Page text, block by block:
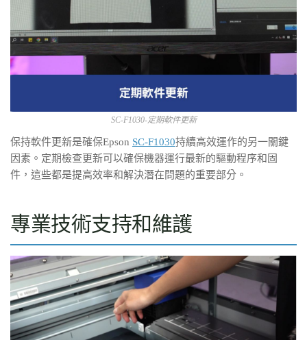
SC-F1030-定期軟件更新
保持軟件更新是確保Epson SC-F1030持續高效運作的另一關鍵
因素。定期檢查更新可以確保機器運行最新的驅動程序和固
件，這些都是提高效率和解決潛在問題的重要部分。
專業技術支持和維護